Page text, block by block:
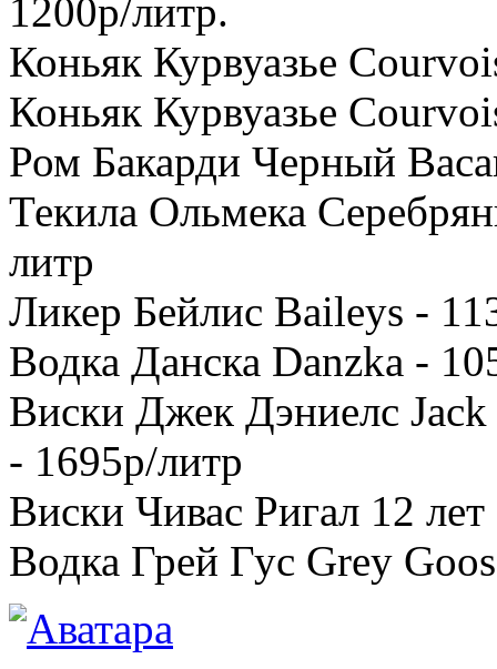
1200р/литр.
Коньяк Курвуазье
Коньяк Курвуазье
Ром Бакарди Черный
Текила Ольмека
литр
Ликер Бейлис Baileys -
Водка Данска Danzka -
Виски Джек Дэниелс
- 1695р/литр
Виски Чивас Ригал 12
Водка Грей Гус Grey